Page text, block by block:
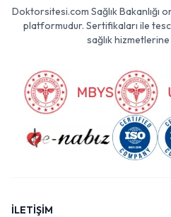
Doktorsitesi.com Sağlık Bakanlığı
platformudur. Sertifikaları ile
sağlık
İLETİŞİM